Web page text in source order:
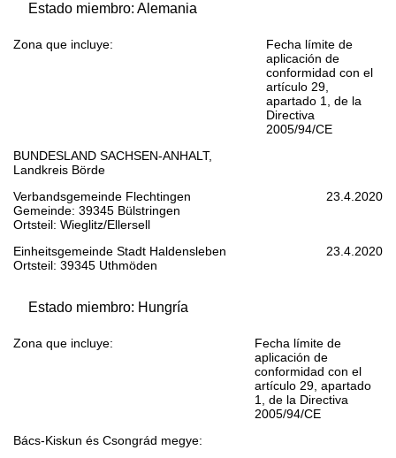
Estado miembro: Alemania
Zona que incluye:
Fecha límite de
aplicación de
conformidad con el
artículo 29,
apartado 1, de la
Directiva
2005/94/CE
BUNDESLAND SACHSEN-ANHALT,
Landkreis Börde
Verbandsgemeinde Flechtingen
Gemeinde: 39345 Bülstringen
Ortsteil: Wieglitz/Ellersell
23.4.2020
Einheitsgemeinde Stadt Haldensleben
Ortsteil: 39345 Uthmöden
23.4.2020
Estado miembro: Hungría
Zona que incluye:
Fecha límite de
aplicación de
conformidad con el
artículo 29, apartado
1, de la Directiva
2005/94/CE
Bács-Kiskun és Csongrád megye: